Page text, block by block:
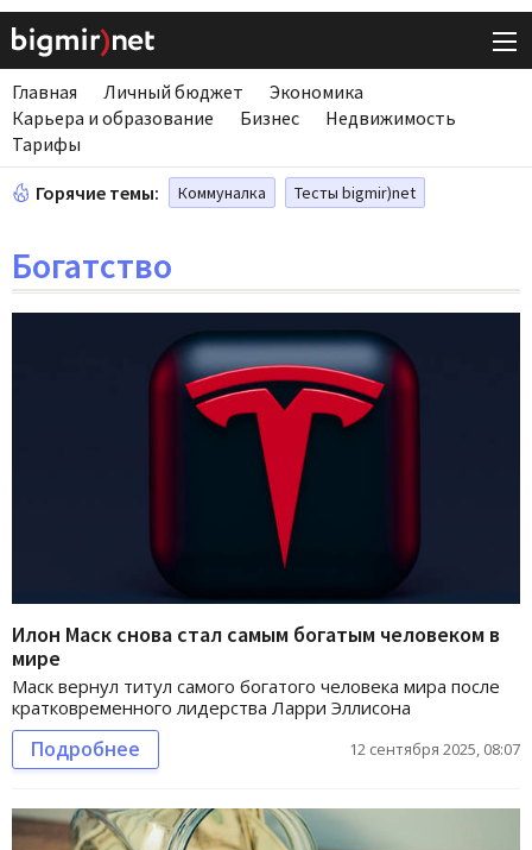
Главная Личный бюджет
Экономика
Карьера и образование
Бизнес
Недвижимость
Тарифы
Горячие темы: Коммуналка Тесты bigmir)net
Богатство
Илон Маск снова стал самым богатым человеком в
мире
Маск вернул титул самого богатого человека мира после
кратковременного лидерства Ларри Эллисона
Подробнее 12 сентября 2025, 08:07